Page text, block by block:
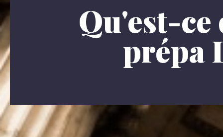
Qu'est-ce
prépa